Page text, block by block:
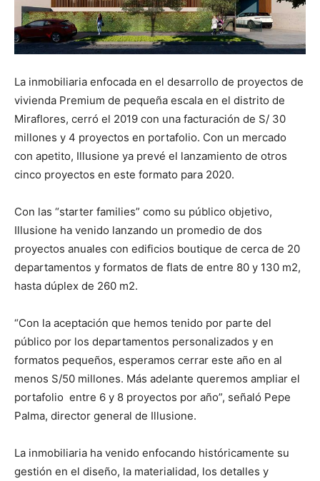
La inmobiliaria enfocada en el desarrollo de proyectos de
vivienda Premium de pequeña escala en el distrito de
Miraflores, cerró el 2019 con una facturación de S/ 30
millones y 4 proyectos en portafolio. Con un mercado
con apetito, Illusione ya prevé el lanzamiento de otros
cinco proyectos en este formato para 2020.
Con las “starter families” como su público objetivo,
Illusione ha venido lanzando un promedio de dos
proyectos anuales con edificios boutique de cerca de 20
departamentos y formatos de flats de entre 80 y 130 m2,
hasta dúplex de 260 m2.
“Con la aceptación que hemos tenido por parte del
público por los departamentos personalizados y en
formatos pequeños, esperamos cerrar este año en al
menos S/50 millones. Más adelante queremos ampliar el
portafolio entre 6 y 8 proyectos por año”, señaló Pepe
Palma, director general de Illusione.
La inmobiliaria ha venido enfocando históricamente su
gestión en el diseño, la materialidad, los detalles y